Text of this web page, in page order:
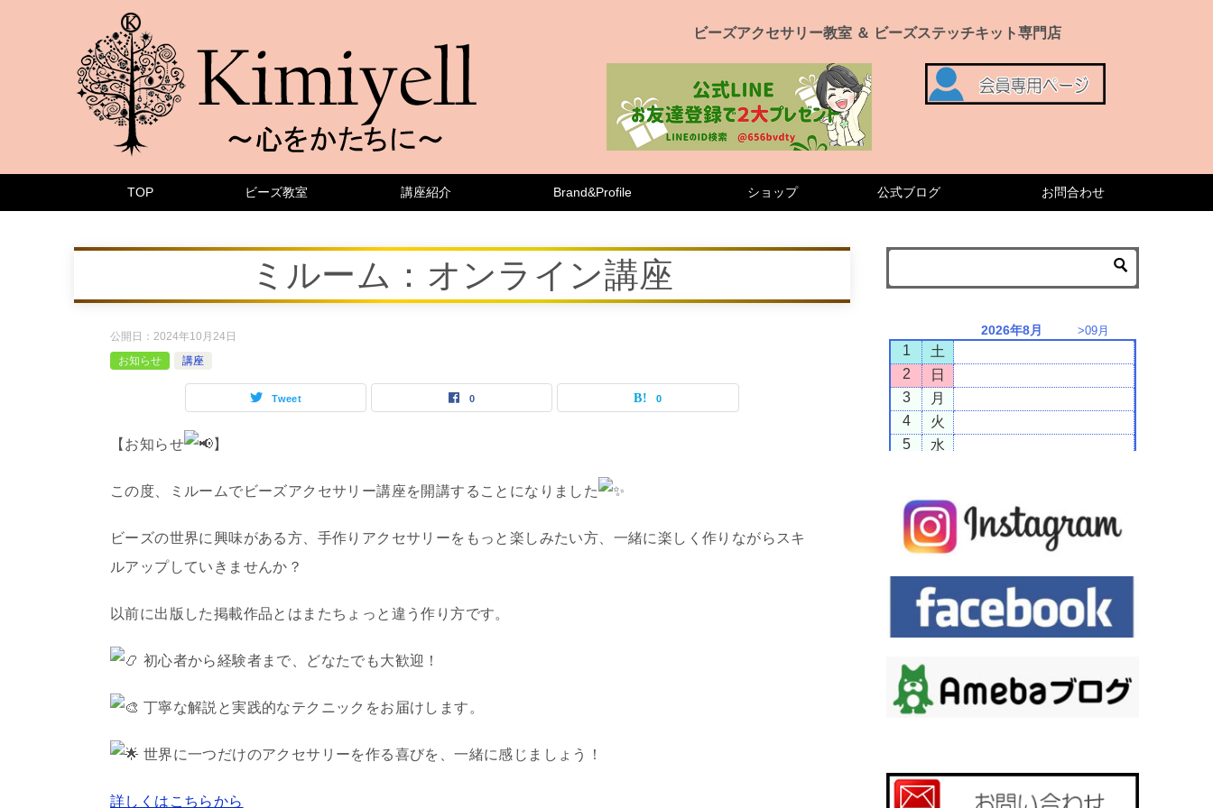
ビーズアクセサリー教室 ＆ ビーズステッチキット専門店
TOP ビーズ教室 講座紹介 Brand&Profile ショップ 公式ブログ お問合わせ
ミルーム：オンライン講座
公開日： 2024年10月24日
お知らせ
講座
Tweet 0 0
【お知らせ 】
この度、ミルームでビーズアクセサリー講座を開講することになりました
ビーズの世界に興味がある方、手作りアクセサリーをもっと楽しみたい方、一緒に楽しく作りながらスキ
ルアップしていきませんか？
以前に出版した掲載作品とはまたちょっと違う作り方です。
初心者から経験者まで、どなたでも大歓迎！
丁寧な解説と実践的なテクニックをお届けします。
世界に一つだけのアクセサリーを作る喜びを、一緒に感じましょう！
詳しくはこちらから